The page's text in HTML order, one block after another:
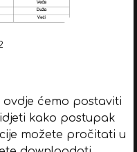
ćemo postaviti
kako postupak
možete pročitati u